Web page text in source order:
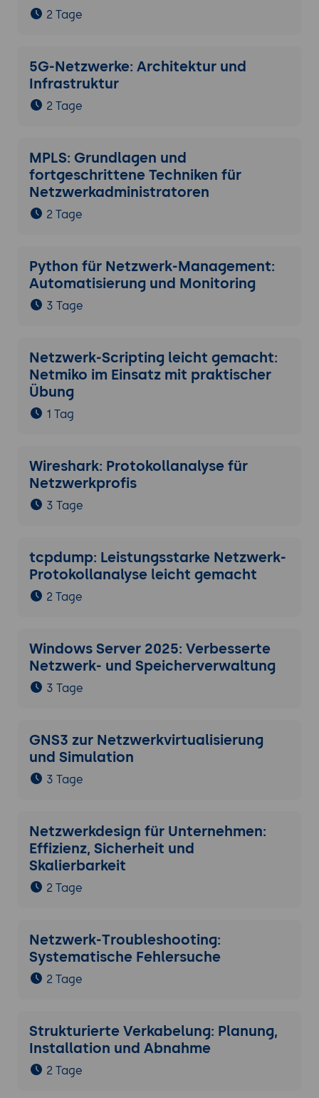
2 Tage
5G-Netzwerke: Architektur und
Infrastruktur
2 Tage
MPLS: Grundlagen und
fortgeschrittene Techniken für
Netzwerkadministratoren
2 Tage
Python für Netzwerk-Management:
Automatisierung und Monitoring
3 Tage
Netzwerk-Scripting leicht gemacht:
Netmiko im Einsatz mit praktischer
Übung
1 Tag
Wireshark: Protokollanalyse für
Netzwerkprofis
3 Tage
tcpdump: Leistungsstarke Netzwerk-
Protokollanalyse leicht gemacht
2 Tage
Windows Server 2025: Verbesserte
Netzwerk- und Speicherverwaltung
3 Tage
GNS3 zur Netzwerkvirtualisierung
und Simulation
3 Tage
Netzwerkdesign für Unternehmen:
Effizienz, Sicherheit und
Skalierbarkeit
2 Tage
Netzwerk-Troubleshooting:
Systematische Fehlersuche
2 Tage
Strukturierte Verkabelung: Planung,
Installation und Abnahme
2 Tage